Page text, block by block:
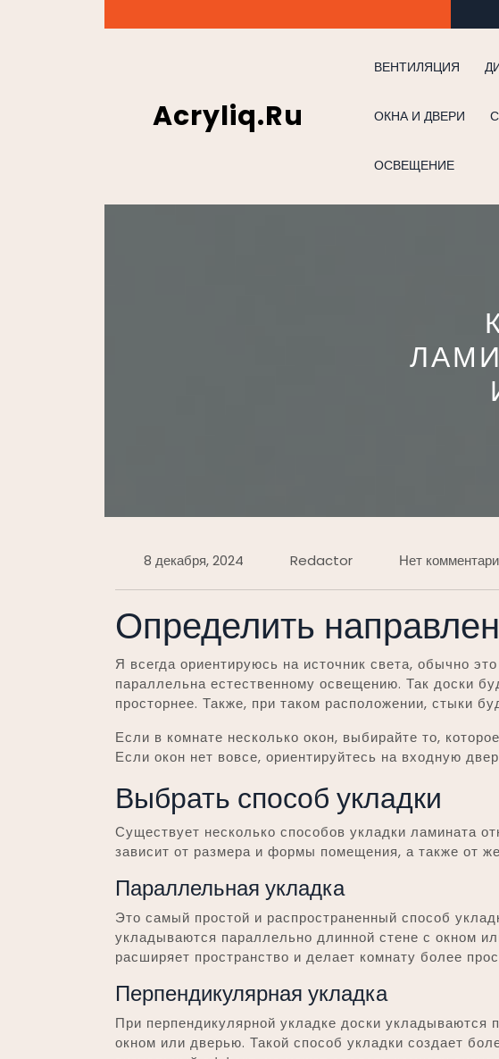
к
Acryliq.ru
ВЕНТИЛЯЦИЯ
ОКНА И ДВЕРИ
ОСВЕЩЕНИЕ
8 декабря, 2024 Redactor Нет
Определить
Я всегда ориентируюсь на источник света, обычно
параллельна естественному освещению. Так доски
просторнее. Также, при таком расположении, стыки
Если в комнате несколько окон, выбирайте то,
Если окон нет вовсе, ориентируйтесь на входную
Выбрать способ укладки
Существует несколько способов укладки ламината
зависит от размера и формы помещения, а также от
Параллельная укладка
Это самый простой и распространенный способ
укладываются параллельно длинной стене с окном
расширяет пространство и делает комнату более
Перпендикулярная укладка
При перпендикулярной укладке доски укладываются
окном или дверью. Такой способ укладки создает